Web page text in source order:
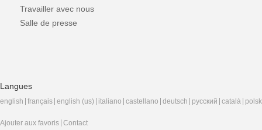
Travailler avec nous
Salle de presse
Langues
english français english (us) italiano castellano deutsch русский català
Ajouter aux favoris Contact